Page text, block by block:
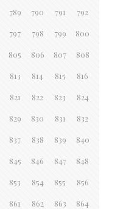
789 790 791 792
797 798 799 800
805 806 807 808
813 814 815 816
821 822 823 824
829 830 831 832
837 838 839 840
845 846 847 848
853 854 855 856
861 862 863 864